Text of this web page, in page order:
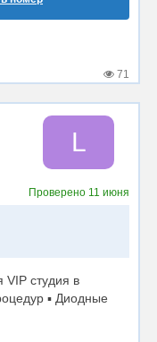
71
L
Проверено 11 июня
студия в
▪️ Диодные